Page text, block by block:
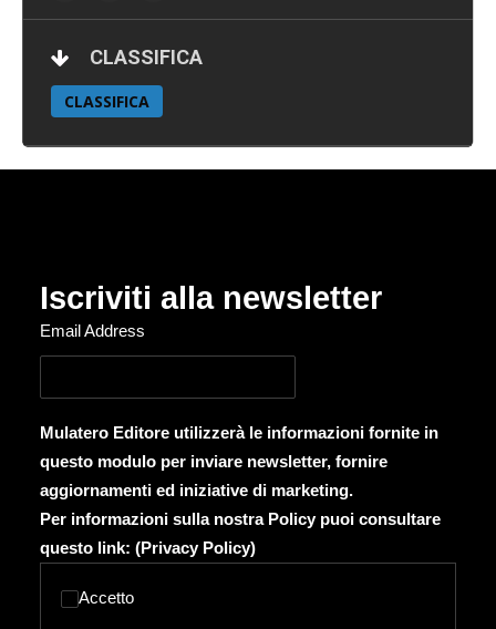
CLASSIFICA
CLASSIFICA
Iscriviti alla newsletter
Email Address
Mulatero Editore utilizzerà le informazioni fornite in
questo modulo per inviare newsletter, fornire
aggiornamenti ed iniziative di marketing.
Per informazioni sulla nostra Policy puoi consultare
questo link: (Privacy Policy)
Accetto